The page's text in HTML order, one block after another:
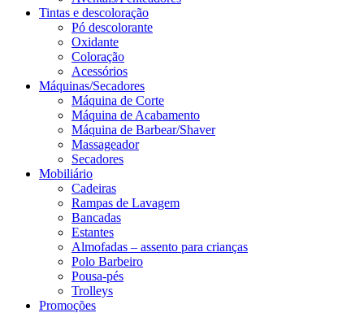
Tintas e descoloração
Pó descolorante
Oxidante
Coloração
Acessórios
Máquinas/Secadores
Máquina de Corte
Máquina de Acabamento
Máquina de Barbear/Shaver
Massageador
Secadores
Mobiliário
Cadeiras
Rampas de Lavagem
Bancadas
Estantes
Almofadas – assento para crianças
Polo Barbeiro
Pousa-pés
Trolleys
Promoções